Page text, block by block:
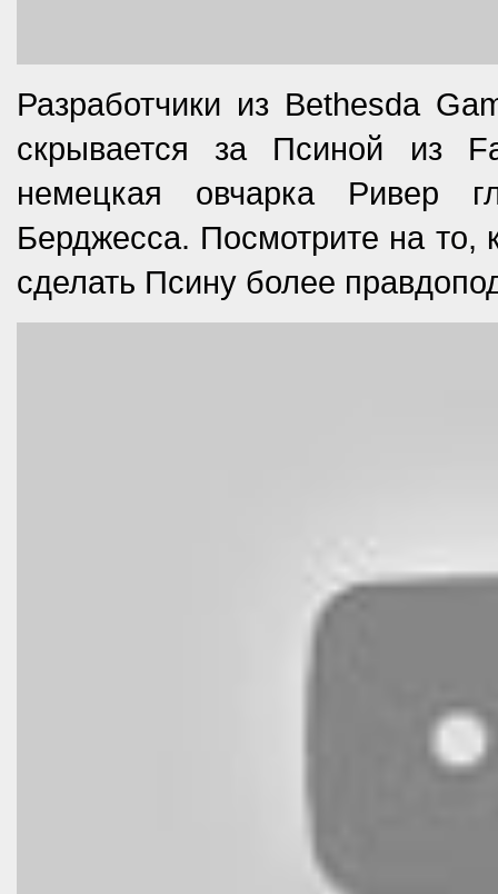
Разработчики из Bethesda
скрывается за Псиной из
немецкая овчарка Ривер
Берджесса. Посмотрите на то,
сделать Псину более